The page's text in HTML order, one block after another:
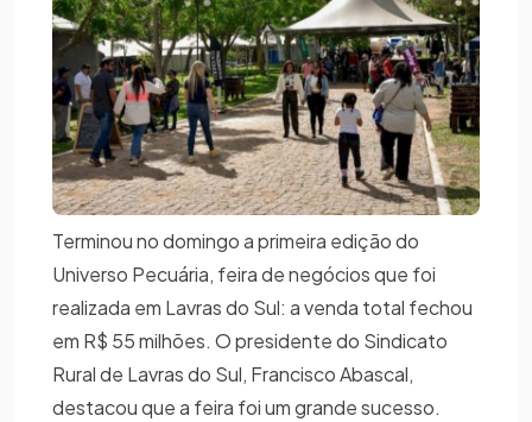
Terminou no domingo a primeira edição do
Universo Pecuária, feira de negócios que foi
realizada em Lavras do Sul: a venda total fechou
em R$ 55 milhões. O presidente do Sindicato
Rural de Lavras do Sul, Francisco Abascal,
destacou que a feira foi um grande sucesso.